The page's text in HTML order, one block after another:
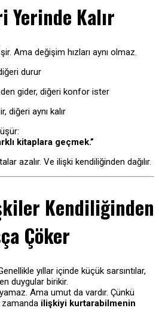
Yerinde Kalır
Ama değişim hızları aynı olmaz.
durur
gider, diğeri konfor ister
diğeri aynı kalır
kitaplara geçmek.”
azalır. Ve ilişki kendiliğinden dağılır.
Kendiliğinden
Çöker
yıllar içinde küçük sarsıntılar,
duygular birikir.
Ama umut da vardır. Çünkü
zamanda ilişkiyi kurtarabilmenin